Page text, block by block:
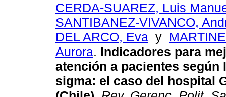
CERDA-SUAREZ, Luis
SANTIBANEZ-VIVANCO,
DEL ARCO, Eva y
Aurora. Indicadores para
atención a pacientes según
sigma: el caso del hospital